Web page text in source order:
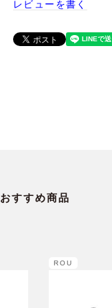
レビューを書く
おすすめ商品
ROU